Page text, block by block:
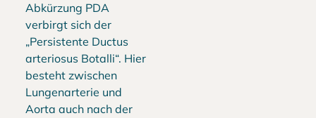
Abkürzung PDA
verbirgt sich der
„Persistente Ductus
arteriosus Botalli“. Hier
besteht zwischen
Lungenarterie und
Aorta auch nach der